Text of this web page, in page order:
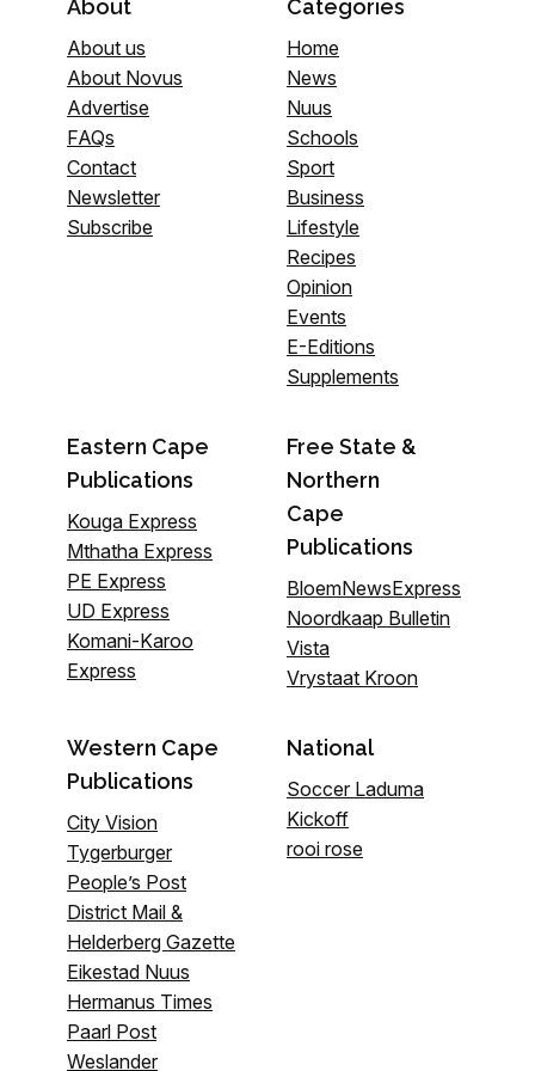
About
About us
About Novus
Advertise
FAQs
Contact
Newsletter
Subscribe
Categories
Home
News
Nuus
Schools
Sport
Business
Lifestyle
Recipes
Opinion
Events
E-Editions
Supplements
Eastern Cape
Publications
Kouga Express
Mthatha Express
PE Express
UD Express
Komani-Karoo
Express
Free State &
Northern
Cape
Publications
BloemNewsExpress
Noordkaap Bulletin
Vista
Vrystaat Kroon
Western Cape
Publications
City Vision
Tygerburger
People’s Post
District Mail &
Helderberg Gazette
Eikestad Nuus
Hermanus Times
Paarl Post
Weslander
National
Soccer Laduma
Kickoff
rooi rose